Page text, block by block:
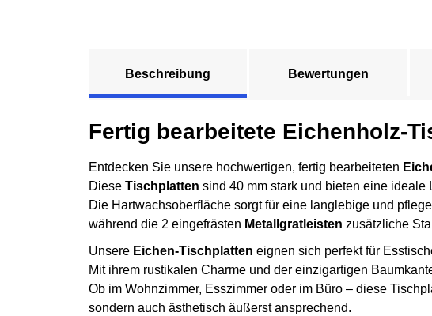
Beschreibung Bewertungen
Fertig bearbeitete Eichenholz-
Entdecken Sie unsere hochwertigen, fertig bearbeiteten
Diese Tischplatten sind 40 mm stark und bieten eine
Die Hartwachsoberfläche sorgt für eine langlebige und
während die 2 eingefrästen Metallgratleisten zusätzliche
Unsere Eichen-Tischplatten eignen sich perfekt für
Mit ihrem rustikalen Charme und der einzigartigen
Ob im Wohnzimmer, Esszimmer oder im Büro – diese
sondern auch ästhetisch äußerst ansprechend.